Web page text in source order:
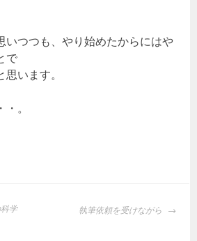
いつつも、やり始めたからにはや
で
います。
。
学
執筆依頼を受けながら